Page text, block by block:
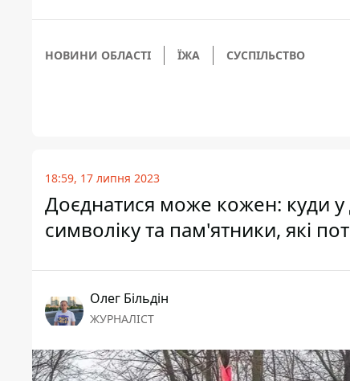
НОВИНИ ОБЛАСТІ ЇЖА СУСПІЛЬСТВО
18:59, 17 липня 2023
Доєднатися може кожен: куди у
символіку та пам'ятники, які
Олег Більдін
ЖУРНАЛІСТ